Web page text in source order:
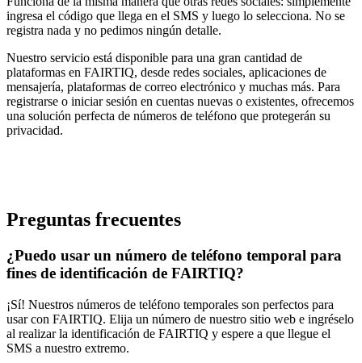
ingresa el código que llega en el SMS y luego lo selecciona. No se
registra nada y no pedimos ningún detalle.
Nuestro servicio está disponible para una gran cantidad de
plataformas en FAIRTIQ, desde redes sociales, aplicaciones de
mensajería, plataformas de correo electrónico y muchas más. Para
registrarse o iniciar sesión en cuentas nuevas o existentes, ofrecemos
una solución perfecta de números de teléfono que protegerán su
privacidad.
Preguntas frecuentes
¿Puedo usar un número de teléfono temporal para
fines de identificación de FAIRTIQ?
¡Sí! Nuestros números de teléfono temporales son perfectos para
usar con FAIRTIQ. Elija un número de nuestro sitio web e ingréselo
al realizar la identificación de FAIRTIQ y espere a que llegue el
SMS a nuestro extremo.